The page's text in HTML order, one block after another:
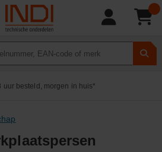
uur besteld, morgen in huis*